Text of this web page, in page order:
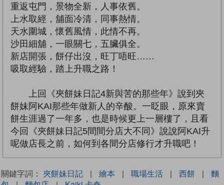
重返屯門，景物全新，人事依舊。
上水取經，舖面冷清，同事熱情。
天水圍城，懷舊風情，此情不再。
沙田細舖，一眼關七，五臟俱全。
新店開張，餅仔出沒，旺丁唔旺……
吸取經驗，踏上升職之路！
上回《夾餅妹日記4新與苦的那些年》說到夾
餅妹阿KAI那些年做新人的辛酸。一眨眼，原來賣
餅生涯過了一年多，也是時候更上一層樓了，且看
今回《夾餅妹日記5間間分店大不同》說說阿KAI升
呢做店長之前，如何到各間分店修行才升職吧！
關鍵字詞： 夾餅妹日記 | 繪本 | 職場生活 | 西餅 |
麵